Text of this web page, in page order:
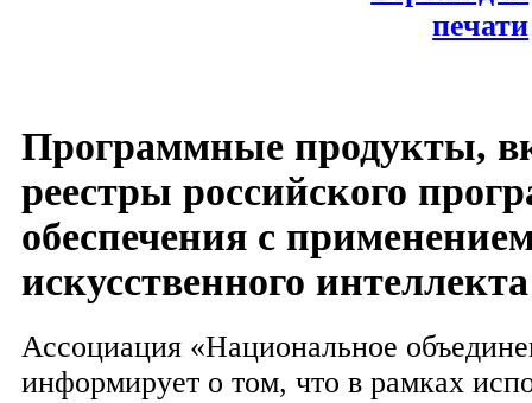
Программные продукты,
реестры российского
обеспечения с
искусственного интеллекта
Ассоциация «Национальное
информирует о том, что в рамках